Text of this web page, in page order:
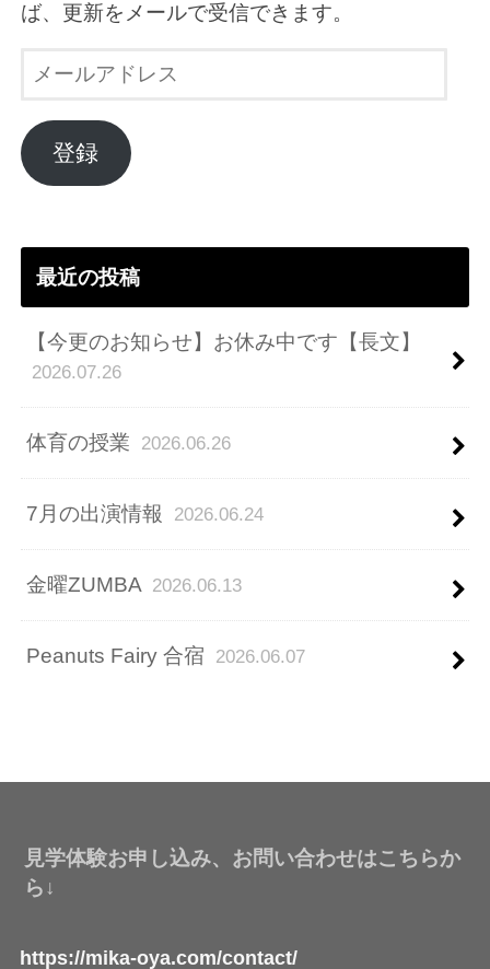
ば、更新をメールで受信できます。
ル
ア
ド
登録
最近の投稿
【今更のお知らせ】お休み中です【長文】
2026.07.26
体育の授業 2026.06.26
7月の出演情報 2026.06.24
金曜ZUMBA 2026.06.13
Peanuts Fairy 合宿 2026.06.07
見学体験お申し込み、お問い合わせはこちらか
ら↓
https://mika-oya.com/contact/